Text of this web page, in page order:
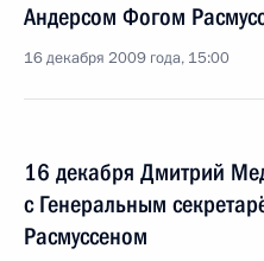
Андерсом Фогом
16 декабря 2009 года, 15:00
16 декабря Дмитрий
с Генеральным
Расмуссеном